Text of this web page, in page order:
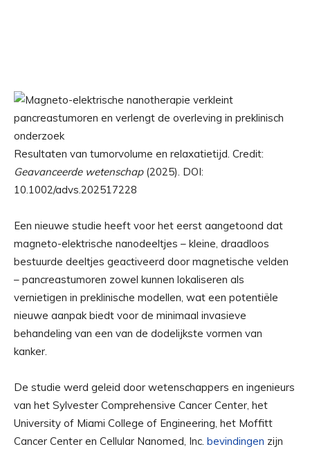
Resultaten van tumorvolume en relaxatietijd. Credit:
Geavanceerde wetenschap(2025). DOI:
10.1002/advs.202517228
Een nieuwe studie heeft voor het eerst aangetoond dat
magneto-elektrische nanodeeltjes – kleine, draadloos
bestuurde deeltjes geactiveerd door magnetische velden
– pancreastumoren zowel kunnen lokaliseren als
vernietigen in preklinische modellen, wat een potentiële
nieuwe aanpak biedt voor de minimaal invasieve
behandeling van een van de dodelijkste vormen van
kanker.
De studie werd geleid door wetenschappers en ingenieurs
van het Sylvester Comprehensive Cancer Center, het
University of Miami College of Engineering, het Moffitt
Cancer Center en Cellular Nanomed, Inc. bevindingen zijn